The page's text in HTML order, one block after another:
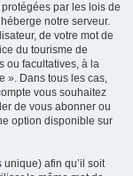
par les lois de
notre serveur.
de votre mot de
du tourisme de
ou facultatives, à la
». Dans tous les cas,
vous souhaitez
de vous abonner ou
option disponible sur
afin qu’il soit